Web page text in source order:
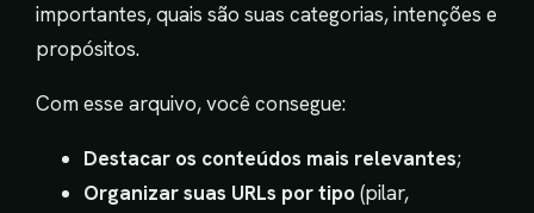
importantes, quais são suas categorias, intenções e
propósitos.
Com esse arquivo, você consegue:
Destacar os conteúdos mais relevantes;
Organizar suas URLs por tipo (pilar,